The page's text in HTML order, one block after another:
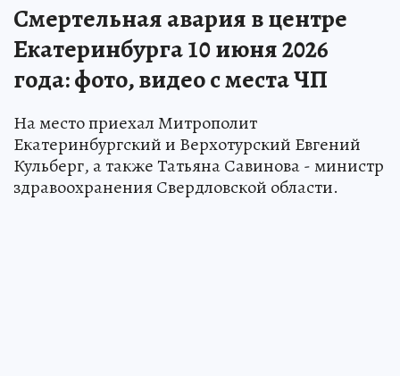
Смертельная авария в центре
Екатеринбурга 10 июня 2026
года: фото, видео с места ЧП
На место приехал Митрополит
Екатеринбургский и Верхотурский Евгений
Кульберг, а также Татьяна Савинова - министр
здравоохранения Свердловской области.